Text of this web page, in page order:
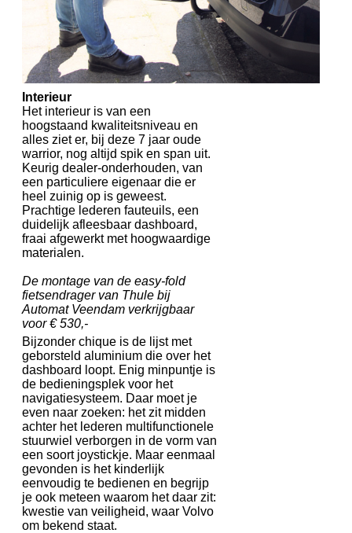
Interieur
Het interieur is van een
hoogstaand kwaliteitsniveau en
alles ziet er, bij deze 7 jaar oude
warrior, nog altijd spik en span uit.
Keurig dealer-onderhouden, van
een particuliere eigenaar die er
heel zuinig op is geweest.
Prachtige lederen fauteuils, een
duidelijk afleesbaar dashboard,
fraai afgewerkt met hoogwaardige
materialen.
De montage van de easy-fold
fietsendrager van Thule bij
Automat Veendam verkrijgbaar
voor € 530,-
Bijzonder chique is de lijst met
geborsteld aluminium die over het
dashboard loopt. Enig minpuntje is
de bedieningsplek voor het
navigatiesysteem. Daar moet je
even naar zoeken: het zit midden
achter het lederen multifunctionele
stuurwiel verborgen in de vorm van
een soort joystickje. Maar eenmaal
gevonden is het kinderlijk
eenvoudig te bedienen en begrijp
je ook meteen waarom het daar zit:
kwestie van veiligheid, waar Volvo
om bekend staat.